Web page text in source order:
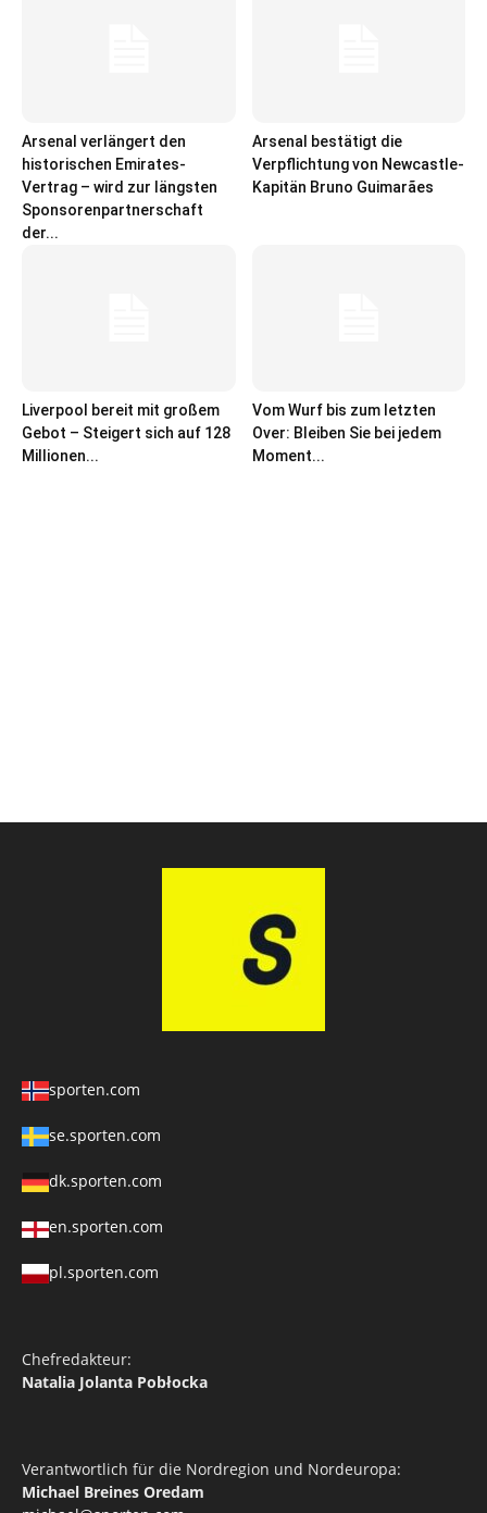
Arsenal verlängert den
historischen Emirates-
Vertrag – wird zur längsten
Sponsorenpartnerschaft
der...
Arsenal bestätigt die
Verpflichtung von Newcastle-
Kapitän Bruno Guimarães
Liverpool bereit mit großem
Gebot – Steigert sich auf 128
Millionen...
Vom Wurf bis zum letzten
Over: Bleiben Sie bei jedem
Moment...
sporten.com
se.sporten.com
dk.sporten.com
en.sporten.com
pl.sporten.com
Chefredakteur:
Natalia Jolanta Pobłocka
Verantwortlich für die Nordregion und Nordeuropa:
Michael Breines Oredam